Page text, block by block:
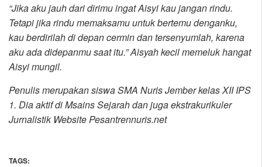
“Jika aku jauh dari dirimu ingat Aisyi kau jangan rindu.
Tetapi jika rindu memaksamu untuk bertemu denganku,
kau berdirilah di depan cermin dan tersenyumlah, karena
aku ada didepanmu saat itu.” Aisyah kecil memeluk hangat
Aisyi mungil.
Penulis merupakan siswa SMA Nuris Jember kelas XII IPS
1. Dia aktif di Msains Sejarah dan juga ekstrakurikuler
Jurnalistik Website Pesantrennuris.net
TAGS: